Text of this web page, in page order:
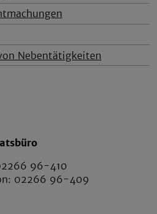
Nebentätigkeiten
96-410
02266 96-409